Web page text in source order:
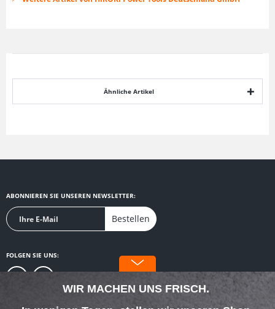
Ähnliche Artikel
ABONNIEREN SIE UNSEREN NEWSLETTER:
Bestellen
FOLGEN SIE UNS:
WIR MACHEN UNS FRISCH.